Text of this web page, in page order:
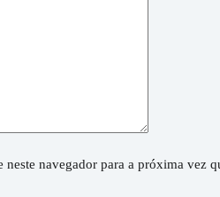
neste navegador para a próxima vez